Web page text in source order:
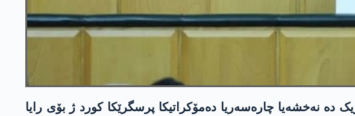
نەخشەیا چارەسەریا دەمۆکراتیکا پرسگرێکا کورد ژ بۆی رایا